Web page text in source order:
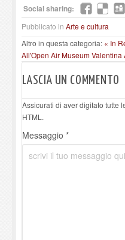
Social sharing:
Pubblicato in Arte e cultura
Altro in questa categoria: « In
All'Open Air Museum
LASCIA UN COMMENTO
Assicurati di aver digitato tutte
HTML.
Messaggio *